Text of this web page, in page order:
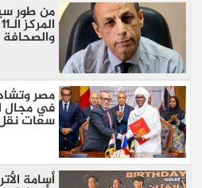
من طور
والصحافة
مصر
في مجال
سعات
أسامة